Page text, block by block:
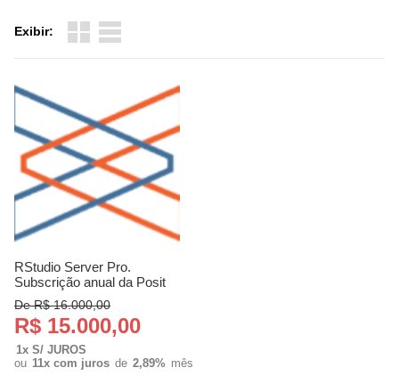
Exibir:
RStudio Server Pro.
Subscrição anual da Posit
De R$ 16.000,00
R$ 15.000,00
1x S/ JUROS
ou 11x com juros de 2,89% mês